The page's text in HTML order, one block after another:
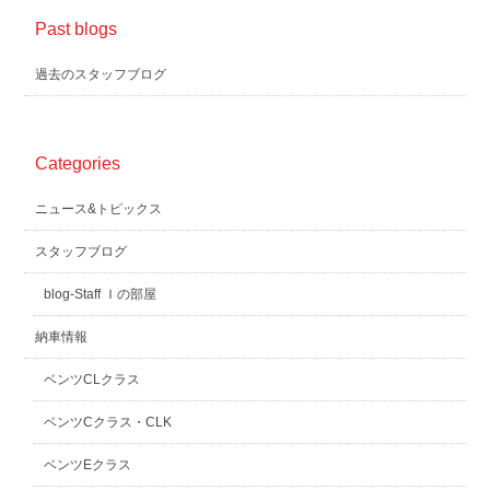
Past blogs
過去のスタッフブログ
Categories
ニュース&トピックス
スタッフブログ
blog-Staff Ｉの部屋
納車情報
ベンツCLクラス
ベンツCクラス・CLK
ベンツEクラス